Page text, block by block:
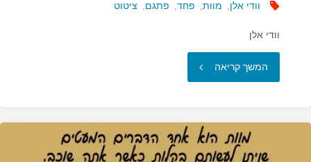
וודי אלן מוות פחד פתגם ציטוט
וודי אלן
המשך קריאה "אין
שאני
מפחד